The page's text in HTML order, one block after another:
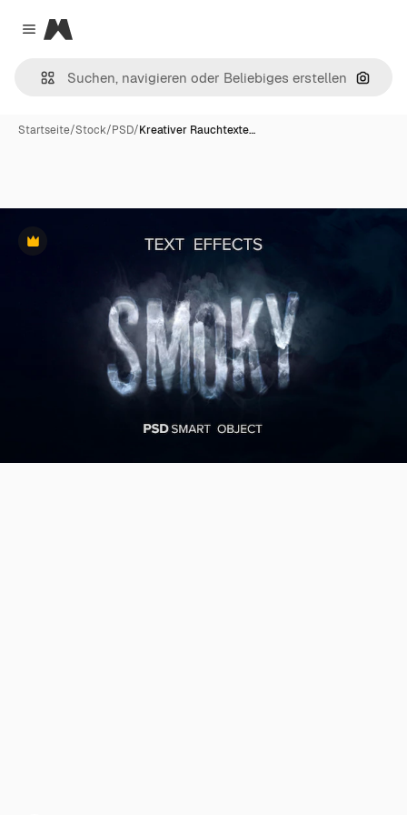
Close menu
Magnific
Nach
Startseite/Stock/PSD/Kreativer Rauchtexte…
Premium